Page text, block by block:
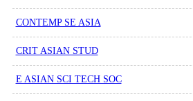
CONTEMP SE ASIA
CRIT ASIAN STUD
E ASIAN SCI TECH SOC